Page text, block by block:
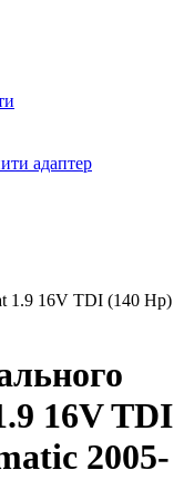
адаптер
1.9 16V TDI (140 Hp)
16V TDI
2005-